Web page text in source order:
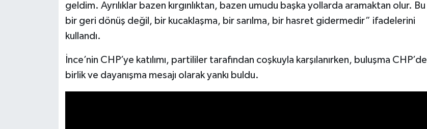
geldim. Ayrılıklar bazen kırgınlıktan, bazen umudu başka yollarda aramaktan olur. Bu
bir geri dönüş değil, bir kucaklaşma, bir sarılma, bir hasret gidermedir” ifadelerini
kullandı.
İnce’nin CHP’ye katılımı, partililer tarafından coşkuyla karşılanırken, buluşma CHP’de
birlik ve dayanışma mesajı olarak yankı buldu.